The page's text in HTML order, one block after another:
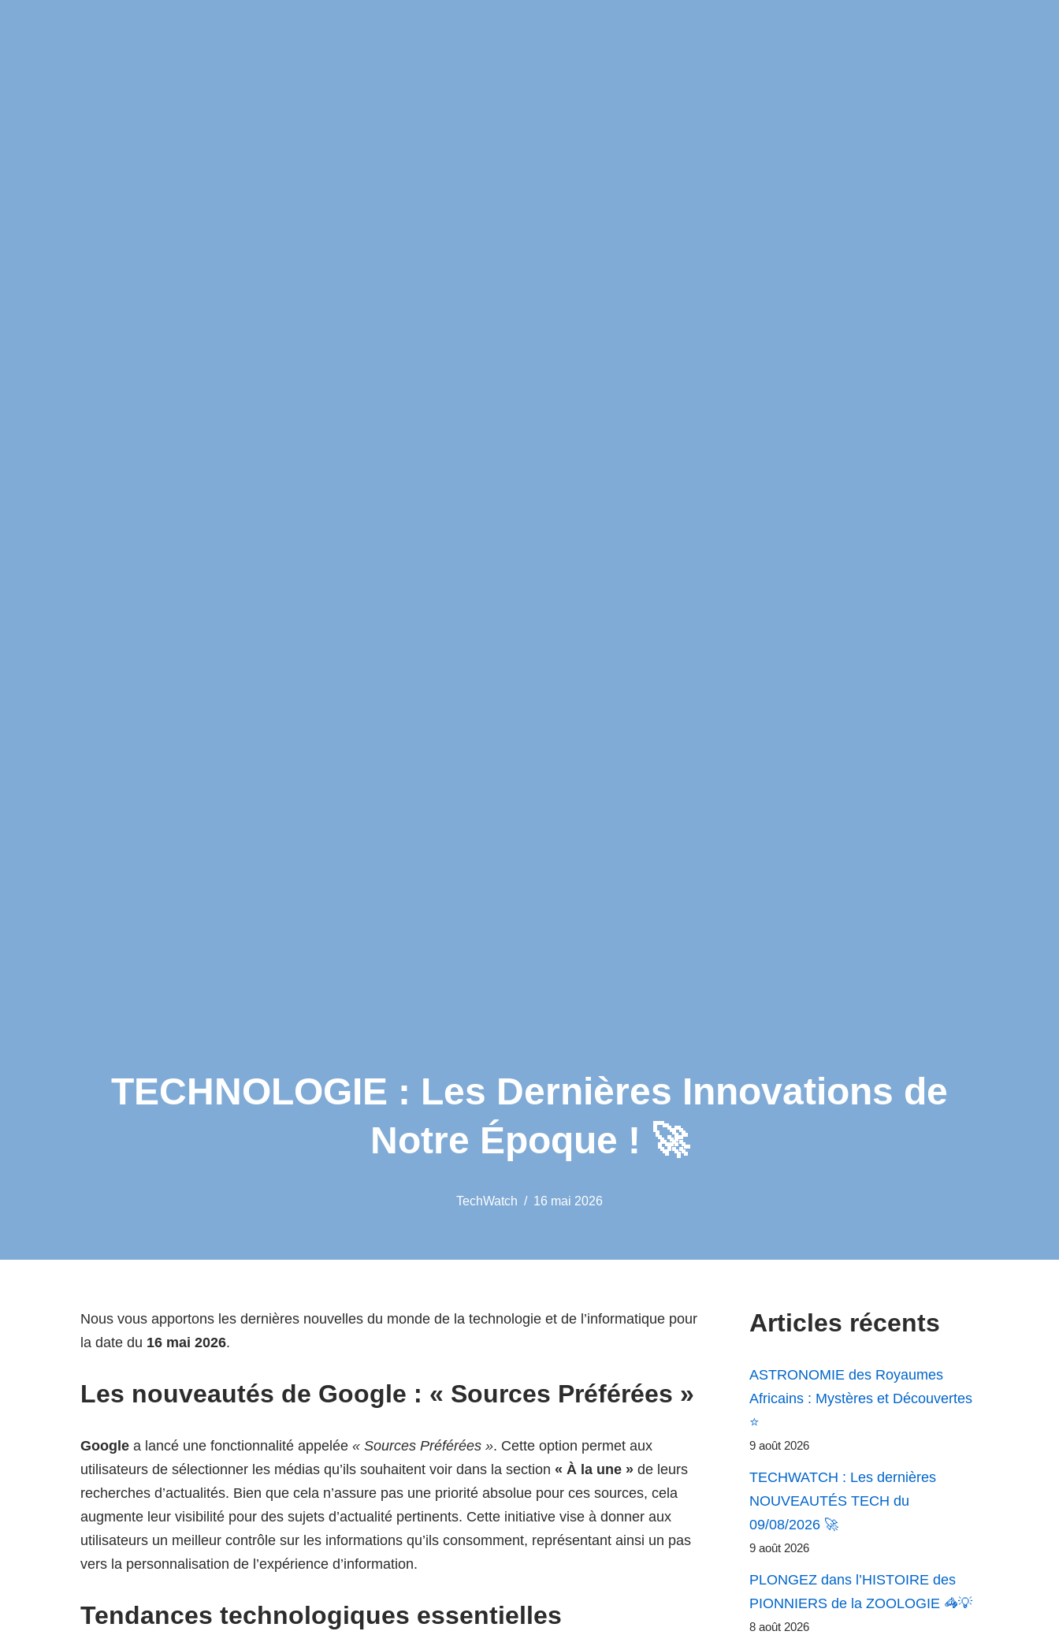
TECHNOLOGIE : Les Dernières Innovations de
Notre Époque ! 🚀
TechWatch 16 mai 2026
Nous vous apportons les dernières nouvelles du monde de la technologie et de l’informatique pour
la date du 16 mai 2026.
Les nouveautés de Google : « Sources Préférées »
Google a lancé une fonctionnalité appelée « Sources Préférées ». Cette option permet aux
utilisateurs de sélectionner les médias qu’ils souhaitent voir dans la section « À la une » de leurs
recherches d’actualités. Bien que cela n’assure pas une priorité absolue pour ces sources, cela
augmente leur visibilité pour des sujets d’actualité pertinents. Cette initiative vise à donner aux
utilisateurs un meilleur contrôle sur les informations qu’ils consomment, représentant ainsi un pas
vers la personnalisation de l’expérience d’information.
Tendances technologiques essentielles
Articles récents
ASTRONOMIE des Royaumes
Africains : Mystères et Découvertes
⭐
9 août 2026
TECHWATCH : Les dernières
NOUVEAUTÉS TECH du
09/08/2026 🚀
9 août 2026
PLONGEZ dans l’HISTOIRE des
PIONNIERS de la ZOOLOGIE 🦓💡
8 août 2026